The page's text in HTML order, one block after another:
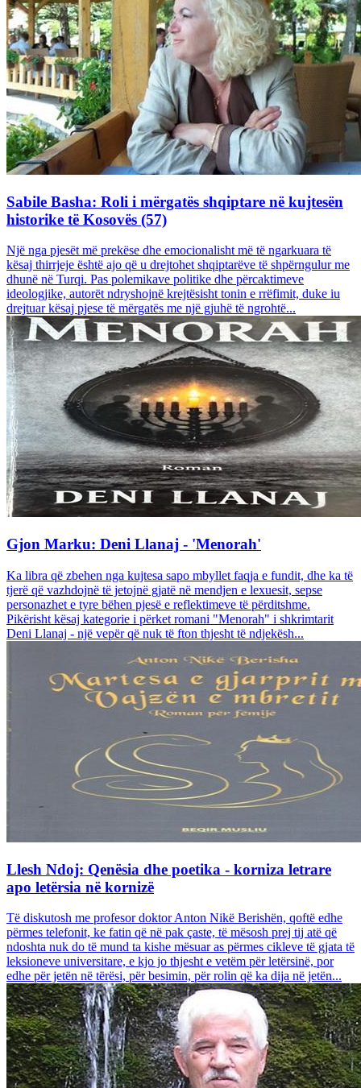
Sabile Basha: Roli i mërgatës shqiptare në kujtesën
historike të Kosovës (57)
Një nga pjesët më prekëse dhe emocionalisht më të ngarkuara të
kësaj thirrjeje është ajo që u drejtohet shqiptarëve të shpërngulur me
dhunë në Turqi. Pas polemikave politike dhe përcaktimeve
ideologjike, autorët ndryshojnë krejtësisht tonin e rrëfimit, duke iu
drejtuar kësaj pjese të mërgatës me një gjuhë të ngrohtë...
Gjon Marku: Deni Llanaj - 'Menorah'
Ka libra që zbehen nga kujtesa sapo mbyllet faqja e fundit, dhe ka të
tjerë që vazhdojnë të jetojnë gjatë në mendjen e lexuesit, sepse
personazhet e tyre bëhen pjesë e reflektimeve të përditshme.
Pikërisht kësaj kategorie i përket romani "Menorah" i shkrimtarit
Deni Llanaj - një vepër që nuk të fton thjesht të ndjekësh...
Llesh Ndoj: Qenësia dhe poetika - korniza letrare
apo letërsia në kornizë
Të diskutosh me profesor doktor Anton Nikë Berishën, qoftë edhe
përmes telefonit, ke fatin që në pak çaste, të mësosh prej tij atë që
ndoshta nuk do të mund ta kishe mësuar as përmes cikleve të gjata të
leksioneve universitare, e kjo jo thjesht e vetëm për letërsinë, por
edhe për jetën në tërësi, për besimin, për rolin që ka dija në jetën...